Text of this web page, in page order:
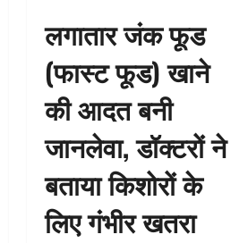
लगातार जंक फूड
(फास्ट फूड) खाने
की आदत बनी
जानलेवा, डॉक्टरों ने
बताया किशोरों के
लिए गंभीर खतरा